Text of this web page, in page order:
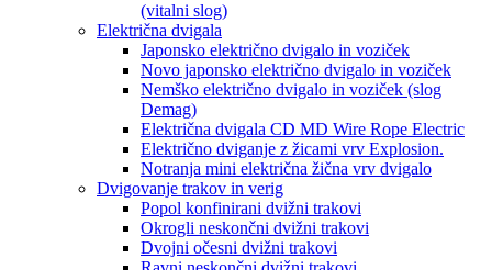
(vitalni slog)
Električna dvigala
Japonsko električno dvigalo in voziček
Novo japonsko električno dvigalo in voziček
Nemško električno dvigalo in voziček (slog
Demag)
Električna dvigala CD MD Wire Rope Electric
Električno dviganje z žicami vrv Explosion.
Notranja mini električna žična vrv dvigalo
Dvigovanje trakov in verig
Popol konfinirani dvižni trakovi
Okrogli neskončni dvižni trakovi
Dvojni očesni dvižni trakovi